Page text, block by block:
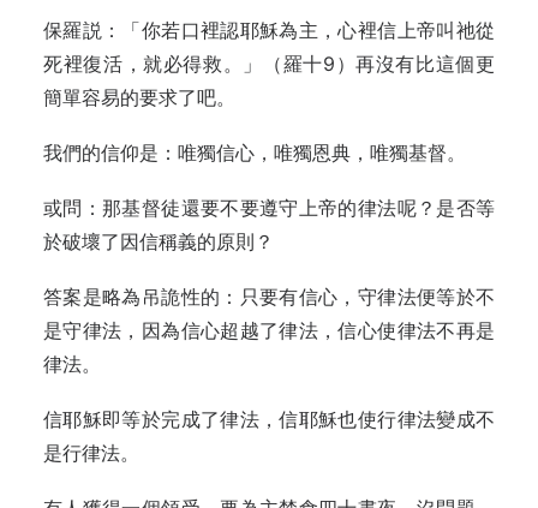
保羅説：「你若口裡認耶穌為主，心裡信上帝叫祂從
死裡復活，就必得救。」（羅十9）再沒有比這個更
簡單容易的要求了吧。
我們的信仰是：唯獨信心，唯獨恩典，唯獨基督。
或問：那基督徒還要不要遵守上帝的律法呢？是否等
於破壞了因信稱義的原則？
答案是略為吊詭性的：只要有信心，守律法便等於不
是守律法，因為信心超越了律法，信心使律法不再是
律法。
信耶穌即等於完成了律法，信耶穌也使行律法變成不
是行律法。